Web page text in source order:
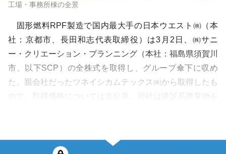
工場・事務所棟の全景
固形燃料RPF製造で国内最大手の日本ウエスト㈱（本
社：京都市、長田和志代表取締役）は3月2日、㈱サニ
ー・クリエーション・プランニング（本社：福島県須賀川
市、以下SCP）の全株式を取得し、グループ傘下に収め
た。親会社だったツネイシカムテックス㈱から取得したも
ので、取得価格については非公表。同社は建設系廃棄物を